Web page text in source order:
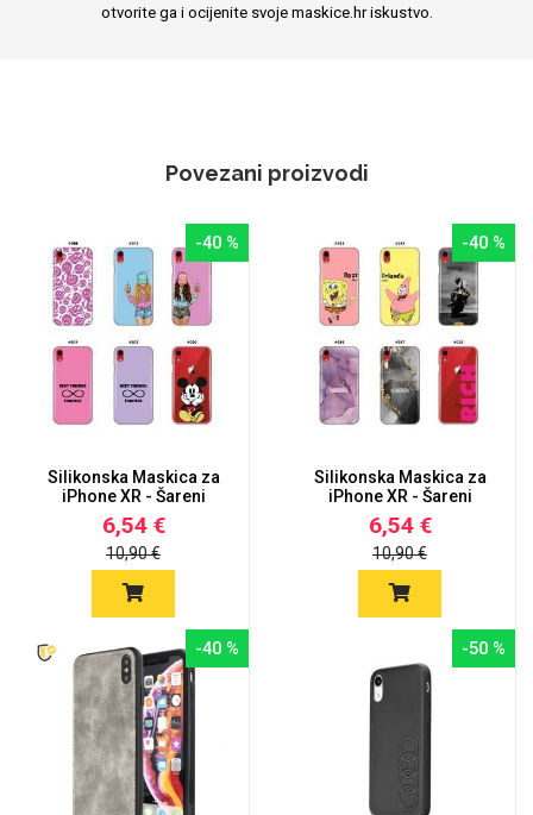
otvorite ga i ocijenite svoje maskice.hr iskustvo.
Povezani proizvodi
-40 %
Silikonska Maskica za
iPhone XR - Šareni
motiv...
6,54 €
10,90 €
-40 %
Silikonska Maskica za
iPhone XR - Šareni
motiv...
6,54 €
10,90 €
-40 % -50 %